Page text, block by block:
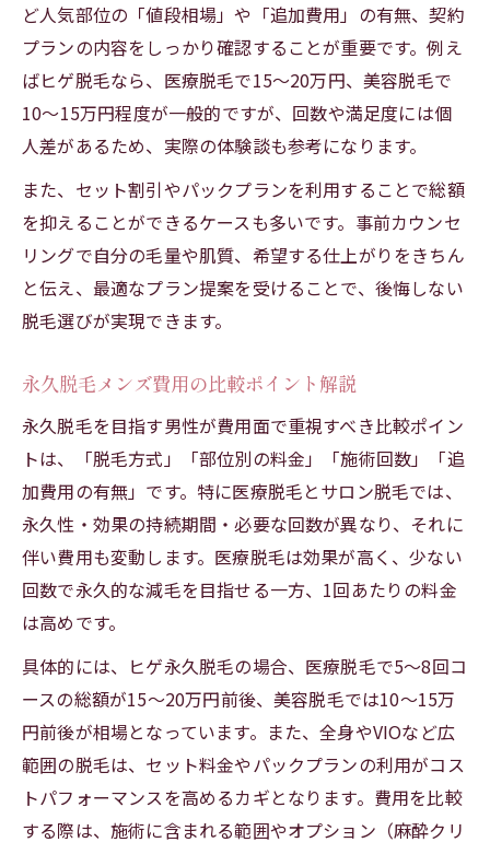
ど人気部位の「値段相場」や「追加費用」の有無、契約
プランの内容をしっかり確認することが重要です。例え
ばヒゲ脱毛なら、医療脱毛で15〜20万円、美容脱毛で
10〜15万円程度が一般的ですが、回数や満足度には個
人差があるため、実際の体験談も参考になります。
また、セット割引やパックプランを利用することで総額
を抑えることができるケースも多いです。事前カウンセ
リングで自分の毛量や肌質、希望する仕上がりをきちん
と伝え、最適なプラン提案を受けることで、後悔しない
脱毛選びが実現できます。
永久脱毛メンズ費用の比較ポイント解説
永久脱毛を目指す男性が費用面で重視すべき比較ポイン
トは、「脱毛方式」「部位別の料金」「施術回数」「追
加費用の有無」です。特に医療脱毛とサロン脱毛では、
永久性・効果の持続期間・必要な回数が異なり、それに
伴い費用も変動します。医療脱毛は効果が高く、少ない
回数で永久的な減毛を目指せる一方、1回あたりの料金
は高めです。
具体的には、ヒゲ永久脱毛の場合、医療脱毛で5〜8回コ
ースの総額が15〜20万円前後、美容脱毛では10〜15万
円前後が相場となっています。また、全身やVIOなど広
範囲の脱毛は、セット料金やパックプランの利用がコス
トパフォーマンスを高めるカギとなります。費用を比較
する際は、施術に含まれる範囲やオプション（麻酔クリ